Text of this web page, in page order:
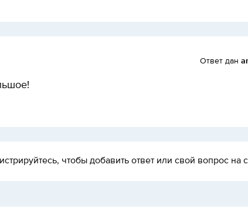
Ответ дан
чтобы добавить ответ или свой вопрос на